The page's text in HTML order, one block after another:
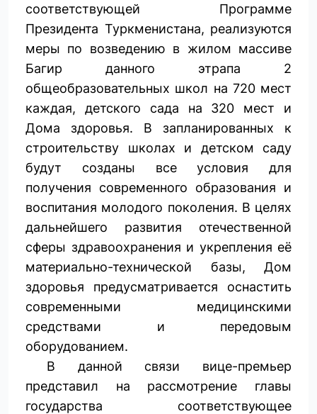
соответствующей Программе
Президента Туркменистана, реализуются
меры по возведению в жилом массиве
Багир данного этрапа 2
общеобразовательных школ на 720 мест
каждая, детского сада на 320 мест и
Дома здоровья. В запланированных к
строительству школах и детском саду
будут созданы все условия для
получения современного образования и
воспитания молодого поколения. В целях
дальнейшего развития отечест­венной
сферы здравоохранения и укрепления её
материально-технической базы, Дом
здоровья предусмат­ривается оснастить
современными медицинскими
средствами и передовым
оборудованием.
В данной связи вице-премьер
представил на рассмотрение главы
государства соответствующее